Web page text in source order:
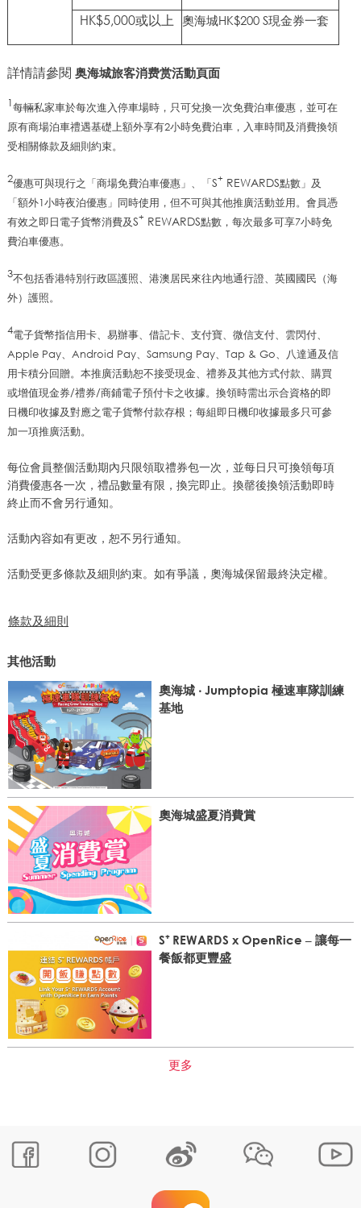
HK$5,000或以上 奧海城HK$200 S現金券一套
詳情請參閱 奥海城旅客消费赏活動頁面
1每輛私家車於每次進入停車場時，只可兌換一次免費泊車優惠，並可在
原有商場泊車禮遇基礎上額外享有2小時免費泊車，入車時間及消費換領
受相關條款及細則約束。
2優惠可與現行之「商場免費泊車優惠」、「S+ REWARDS點數」及
「額外1小時夜泊優惠」同時使用，但不可與其他推廣活動並用。會員憑
有效之即日電子貨幣消費及S+ REWARDS點數，每次最多可享7小時免
費泊車優惠。
3不包括香港特別行政區護照、港澳居民來往內地通行證、英國國民（海
外）護照。
4電子貨幣指信用卡、易辦事、借記卡、支付寶、微信支付、雲閃付、
Apple Pay、 Android Pay、 Samsung Pay、 Tap & Go、八達通及信
用卡積分回贈。本推廣活動恕不接受現金、禮券及其他方式付款、購買
或增值現金券/禮券/商鋪電子預付卡之收據。換領時需出示合資格的即
日機印收據及對應之電子貨幣付款存根； 每組即日機印收據最多只可參
加一項推廣活動。
每位會員整個活動期內只限領取禮券包一次，並每日只可換領每項
消費優惠各一次，禮品數量有限，換完即止。換罄後換領活動即時
終止而不會另行通知。
活動內容如有更改，恕不另行通知。
活動受更多條款及細則約束。如有爭議，奧海城保留最終決定權。
條款及細則
其他活動
奧海城 ‧ Jumptopia 極速車隊訓練
基地
奧海城盛夏消費賞
S⁺ REWARDS x OpenRice – 讓每一
餐飯都更豐盛
更多